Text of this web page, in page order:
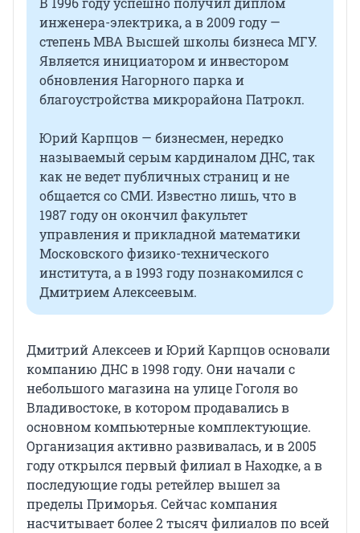
инженера-электрика, а в 2009 году —
степень MBA Высшей школы бизнеса МГУ.
Является инициатором и инвестором
обновления Нагорного парка и
благоустройства микрорайона Патрокл.
Юрий Карпцов — бизнесмен, нередко
называемый серым кардиналом ДНС, так
как не ведет публичных страниц и не
общается со СМИ. Известно лишь, что в
1987 году он окончил факультет
управления и прикладной математики
Московского физико-технического
института, а в 1993 году познакомился с
Дмитрием Алексеевым.
Дмитрий Алексеев и Юрий Карпцов основали
компанию ДНС в 1998 году. Они начали с
небольшого магазина на улице Гоголя во
Владивостоке, в котором продавались в
основном компьютерные комплектующие.
Организация активно развивалась, и в 2005
году открылся первый филиал в Находке, а в
последующие годы ретейлер вышел за
пределы Приморья. Сейчас компания
насчитывает более 2 тысяч филиалов по всей